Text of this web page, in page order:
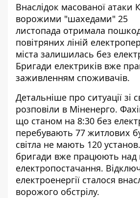
Внаслідок масованої атаки
ворожими "шахедами" 25
листопада отримала
повітряних ліній
міста залишилась без
Бригади електриків вже
заживленням споживачів.
Детальніше про ситуації зі
розповіли в Міненерго.
що станом на 8:30 без
перебувають 77 житлових
світла не мають 120
бригади вже працюють над
електропостачання.
електроенергії сталося
ворожого обстрілу.